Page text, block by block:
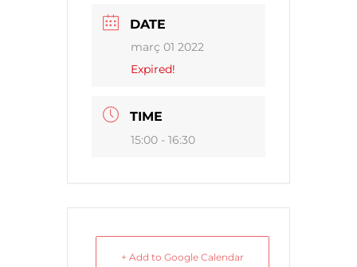
DATE
març 01 2022
Expired!
TIME
15:00 - 16:30
+ Add to Google Calendar